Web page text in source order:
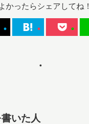
かったらシェアしてね！
いた人